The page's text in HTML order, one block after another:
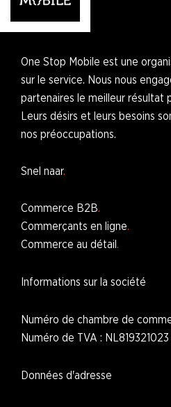
One Stop Mobile est une
sur le service. Nous nous
partenaires le meilleur résultat
Leurs désirs et leurs besoins
nos préoccupations.
Snel naar
Commerce B2B
Commerçants en ligne
Commerce au détail
Informations sur la société
Numéro de chambre de
Numéro de TVA : NL819321023
Données d'adresse